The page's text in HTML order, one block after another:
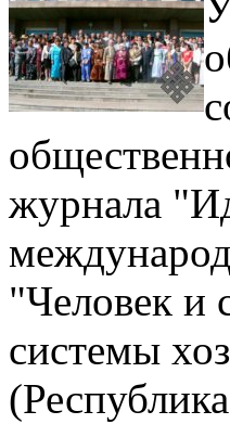
журнала
"Человек и
системы